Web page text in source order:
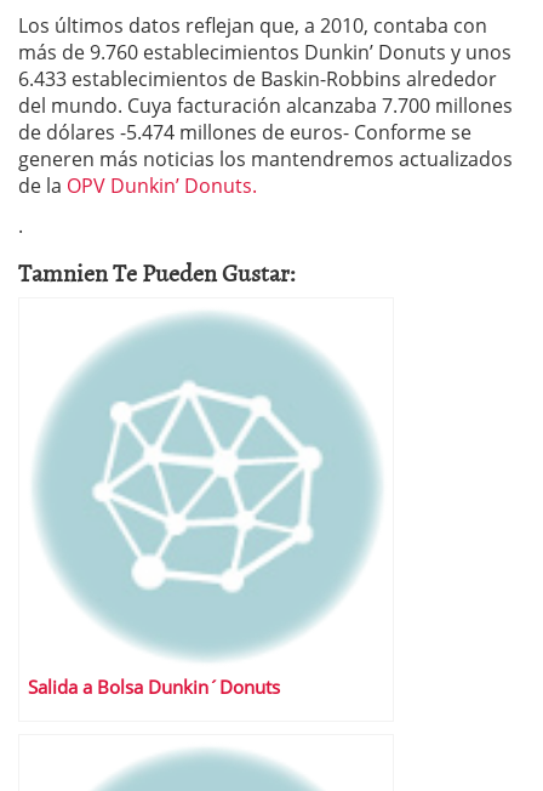
Los últimos datos reflejan que, a 2010, contaba con
más de 9.760 establecimientos Dunkin’ Donuts y unos
6.433 establecimientos de Baskin-Robbins alrededor
del mundo. Cuya facturación alcanzaba 7.700 millones
de dólares -5.474 millones de euros- Conforme se
generen más noticias los mantendremos actualizados
de la OPV Dunkin’ Donuts.
.
Tamnien Te Pueden Gustar:
Salida a Bolsa Dunkin´Donuts